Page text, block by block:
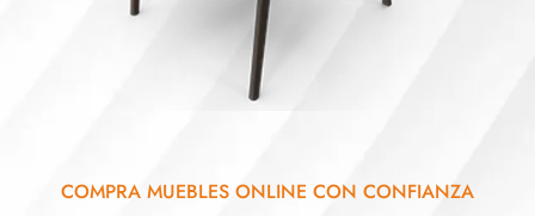
COMPRA MUEBLES ONLINE CON CONFIANZA